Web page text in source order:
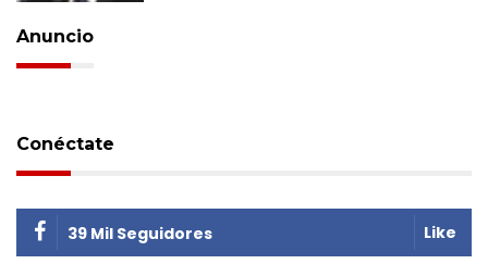
Anuncio
Conéctate
39 Mil Seguidores Like